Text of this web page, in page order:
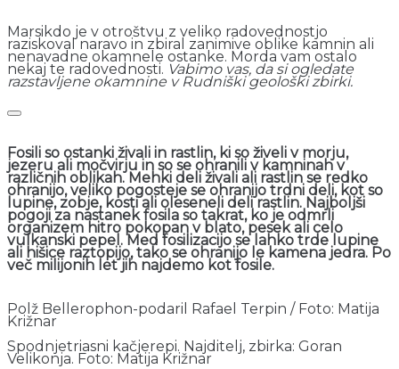
Marsikdo je v otroštvu z veliko radovednostjo
raziskoval naravo in zbiral zanimive oblike kamnin ali
nenavadne okamnele ostanke. Morda vam ostalo
nekaj te radovednosti. Vabimo vas, da si ogledate
razstavljene okamnine v Rudniški geološki zbirki.
Fosili so ostanki živali in rastlin, ki so živeli v morju,
jezeru ali močvirju in so se ohranili v kamninah v
različnih oblikah. Mehki deli živali ali rastlin se redko
ohranijo, veliko pogosteje se ohranijo trdni deli, kot so
lupine, zobje, kosti ali oleseneli deli rastlin. Najboljši
pogoji za nastanek fosila so takrat, ko je odmrli
organizem hitro pokopan v blato, pesek ali celo
vulkanski pepel. Med fosilizacijo se lahko trde lupine
ali hišice raztopijo, tako se ohranijo le kamena jedra. Po
več milijonih let jih najdemo kot fosile.
Polž Bellerophon-podaril Rafael Terpin / Foto: Matija
Križnar
Spodnjetriasni kačjerepi. Najditelj, zbirka: Goran
Velikonja. Foto: Matija Križnar